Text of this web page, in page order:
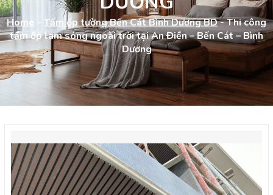
Home - Tấm ốp tường Bến Cát Bình Dương BD-Thi công
tấm ốp lam sóng ngoài trời tại An Điền – Bến Cát – Bình
Dương